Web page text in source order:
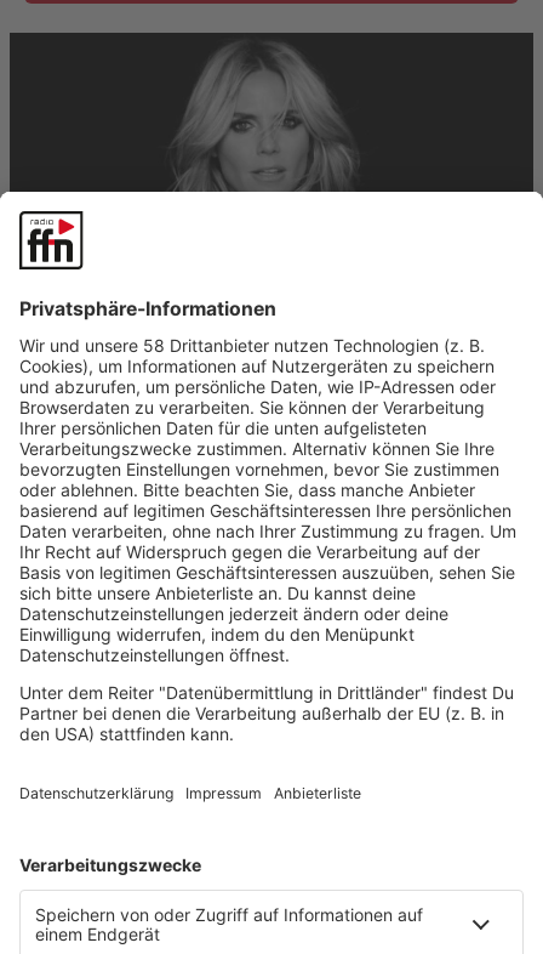
Klum über ihren neuen Song
Anastacia will den Google-Translator feuern
lassen